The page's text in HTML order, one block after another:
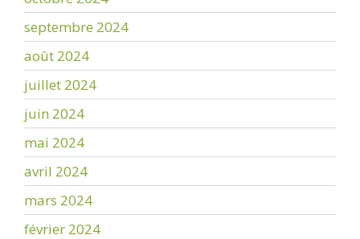
septembre 2024
août 2024
juillet 2024
juin 2024
mai 2024
avril 2024
mars 2024
février 2024